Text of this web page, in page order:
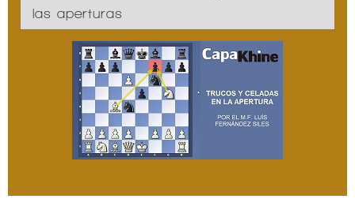
las aperturas